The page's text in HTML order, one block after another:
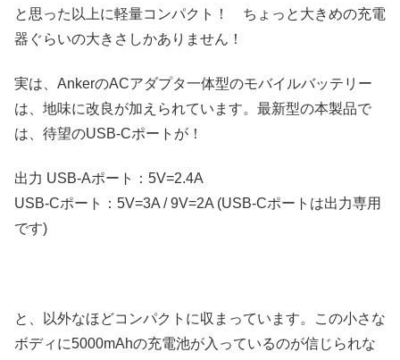
と思った以上に軽量コンパクト！ ちょっと大きめの充電
器ぐらいの大きさしかありません！
実は、AnkerのACアダプタ一体型のモバイルバッテリー
は、地味に改良が加えられています。最新型の本製品で
は、待望のUSB-Cポートが！
出力 USB-Aポート：5V=2.4A
USB-Cポート：5V=3A / 9V=2A (USB-Cポートは出力専用
です)
と、以外なほどコンパクトに収まっています。この小さな
ボディに5000mAhの充電池が入っているのが信じられな